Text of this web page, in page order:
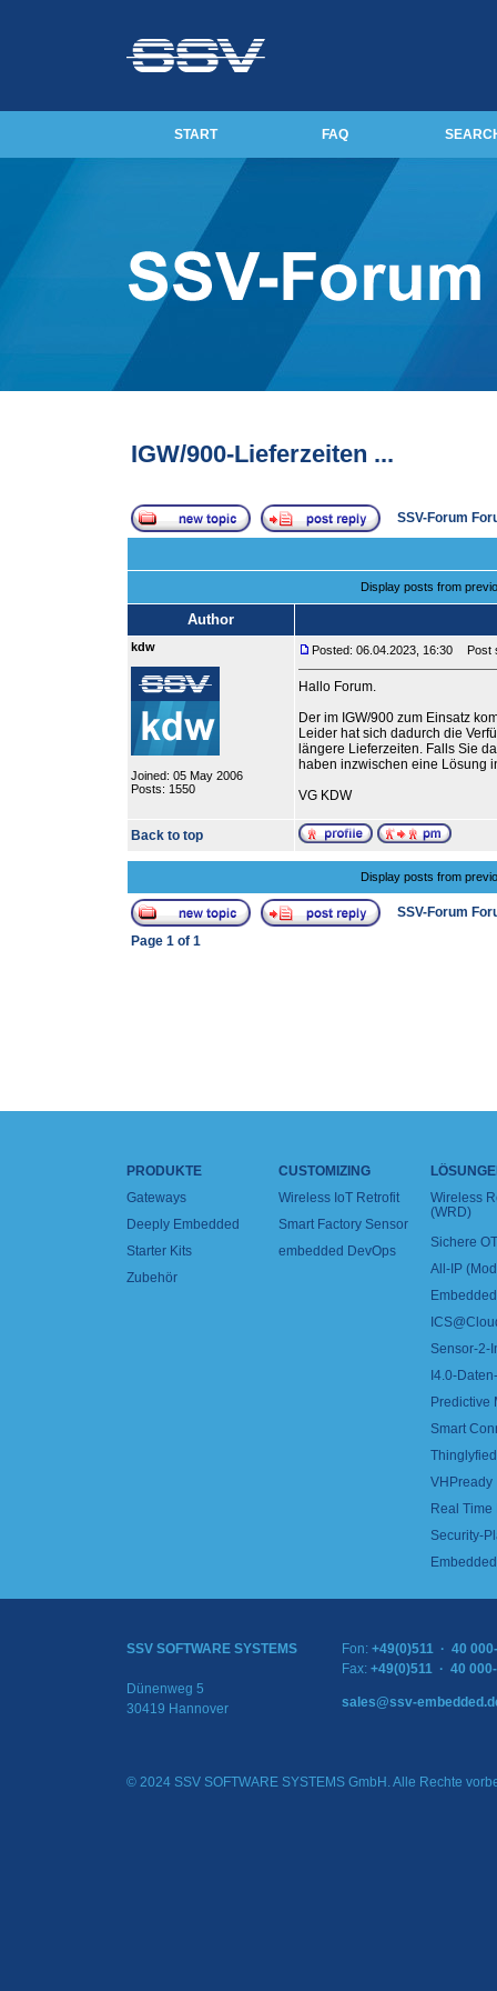
START FAQ
IGW/900-Lieferzeiten ...
SSV-Forum
Display posts from
Author
kdw
Joined: 05 May 2006
Posts: 1550
Posted: 06.04.2023, 16:30 Post
Hallo Forum.
Der im IGW/900 zum Einsatz
Leider hat sich dadurch die
längere Lieferzeiten. Falls Sie
haben inzwischen eine Lösung
VG KDW
Back to top
Display posts from
SSV-Forum
Page 1 of 1
PRODUKTE
Gateways
Deeply Embedded
Starter Kits
Zubehör
CUSTOMIZING
Wireless IoT Retrofit
Smart Factory Sensor
embedded DevOps
Wireless
(WRD)
Sichere
All-IP
Sensor-2-
I4.0-
Predictive
Smart
VHPready
Real
Security-
SSV SOFTWARE SYSTEMS
Dünenweg 5
30419 Hannover
Fon: +49(0)511 · 40
Fax: +49(0)511 · 40
sales@ssv-
© 2024 SSV SOFTWARE SYSTEMS GmbH. Alle Rechte